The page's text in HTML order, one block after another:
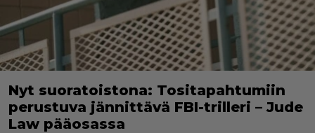
Nyt suoratoistona: Tositapahtumiin
perustuva jännittävä FBI-trilleri – Jude
Law pääosassa